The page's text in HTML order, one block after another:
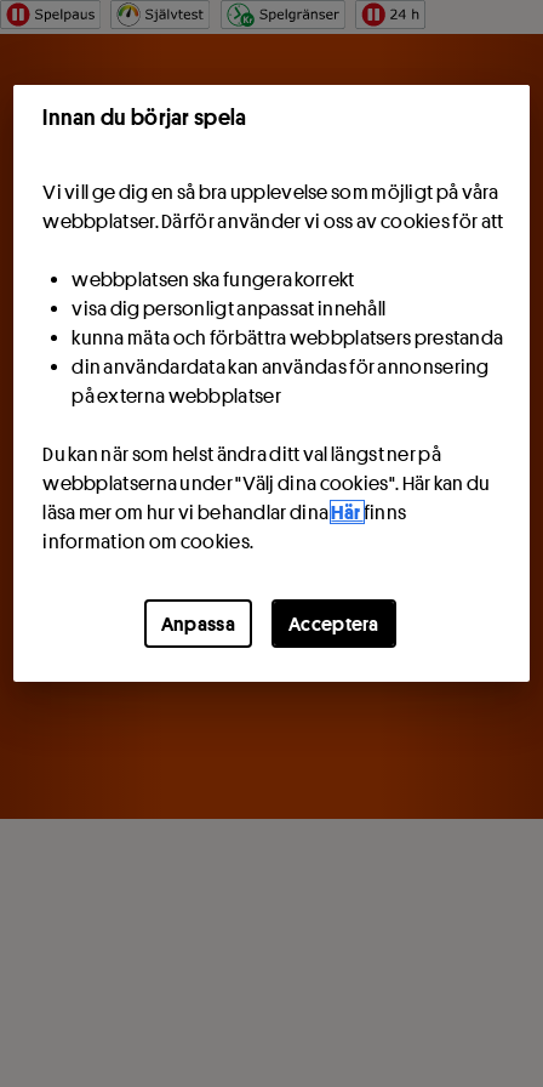
Hoppa till innehåll
Innan du börjar spela
Vi vill ge dig en så bra upplevelse som möjligt på våra
webbplatser. Därför använder vi oss av cookies för att
webbplatsen ska fungera korrekt
visa dig personligt anpassat innehåll
kunna mäta och förbättra webbplatsers prestanda
din användardata kan användas för annonsering
på externa webbplatser
Du kan när som helst ändra ditt val längst ner på
webbplatserna under "Välj dina cookies". Här kan du
läsa mer om hur vi behandlar dinaHär finns
information om cookies.
Anpassa Acceptera